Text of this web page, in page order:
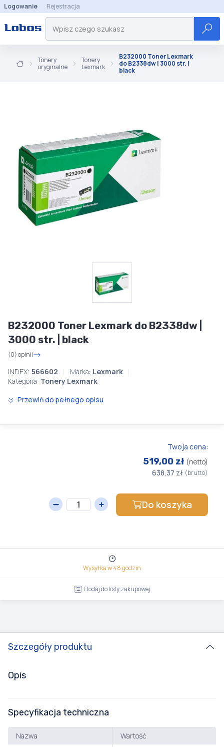
Logowanie Rejestracja
Tonery
oryginalne
Tonery
Lexmark
B232000 Toner Lexmark
do B2338dw | 3000 str. |
black
B232000 Toner Lexmark do B2338dw |
3000 str. | black
(0) opinii
INDEX: 566602 Marka: Lexmark
Kategoria: Tonery Lexmark
Przewiń do pełnego opisu
Twoja cena:
519,00 zł (netto)
638,37 zł (brutto)
Do koszyka
Wysyłka w 48 godzin
Dodaj do listy zakupowej
Szczegóły produktu
Opis
Specyfikacja techniczna
Nazwa
Wartość